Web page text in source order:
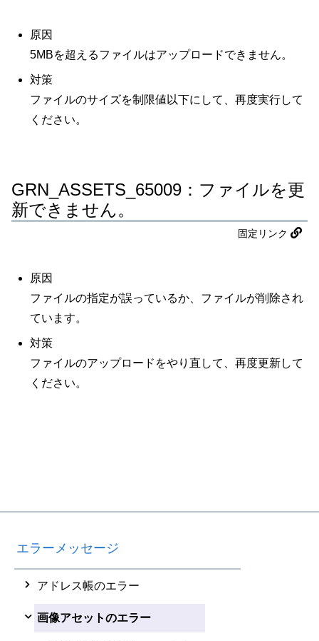
原因
5MBを超えるファイルはアップロードできません。
対策
ファイルのサイズを制限値以下にして、再度実行して
ください。
GRN_ASSETS_65009：ファイルを更
新できません。
固定リンク
原因
ファイルの指定が誤っているか、ファイルが削除され
ています。
対策
ファイルのアップロードをやり直して、再度更新して
ください。
エラーメッセージ
アドレス帳のエラー
画像アセットのエラー